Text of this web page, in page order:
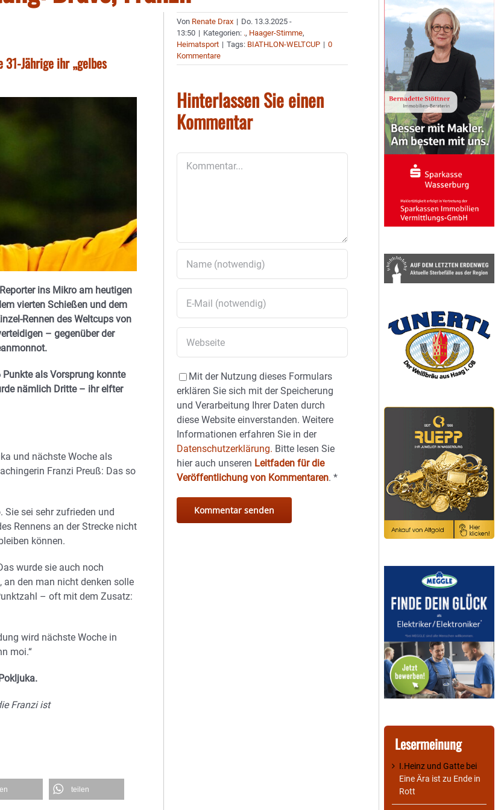
Jährige ihr „gelbes
ins Mikro am heutigen
vierten Schießen und dem
Rennen des Weltcups von
– gegenüber der
als Vorsprung konnte
nämlich Dritte – ihr elfter
und nächste Woche als
Franzi Preuß: Das so
sei sehr zufrieden und
Rennens an der Strecke nicht
können.
wurde sie auch noch
an den man nicht denken solle
– oft mit dem Zusatz:
wird nächste Woche in
moi.“
Franzi ist
teilen
Von Renate Drax | Do. 13.3.2025 -
13:50 | Kategorien: ., Haager-Stimme,
Heimatsport | Tags: BIATHLON-WELTCUP | 0
Kommentare
Hinterlassen Sie einen
Kommentar
Mit der Nutzung dieses Formulars
erklären Sie sich mit der Speicherung
und Verarbeitung Ihrer Daten durch
diese Website einverstanden. Weitere
Informationen erfahren Sie in der
Datenschutzerklärung. Bitte lesen Sie
hier auch unseren Leitfaden für die
Veröffentlichung von Kommentaren.*
Lesermeinung
I.Heinz und Gatte bei
Eine Ära ist zu Ende in
Rott